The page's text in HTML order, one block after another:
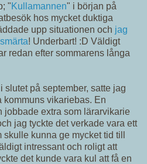
"Kullamannen" i början på
hos mycket duktiga
upp situationen och jag
! Underbart! :D Väldigt
redan efter sommarens långa
på september, satte jag
kommuns vikariebas. En
jobbade extra som lärarvikarie
jag tyckte det verkade vara ett
kunna ge mycket tid till
intressant och roligt att
det kunde vara kul att få en